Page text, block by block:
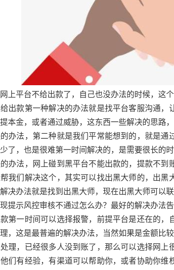
上平台不给出款了，自己也没办法的时候，这
出款第一种解决的办法就是找平台客服沟通
本金，或者通过威胁，这东西一些解决的思路
办法，第二种就是我们平常能想到的，就是
了，也是很难第一时间解决的，是需要很长的
办法，网上碰到黑平台不能出款的，提款不
我们解决这个，其实可以找出黑大师的，出
决办法就是找到出黑大师，现在出黑大师可以
提示风控审核不通过怎么办？最好的解决办法
第一时间可以选择报警，前提平台是还在的
，这是最普遍的解决办法，当然如果是金额比
理，已经很多人没到账了，那么可以选择网
们有经验，有渠道可以帮助你，或者协助你